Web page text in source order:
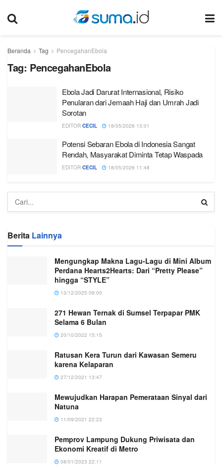
Beranda Tag PencegahanEbola
Tag: PencegahanEbola
Ebola Jadi Darurat Internasional, Risiko
Penularan dari Jemaah Haji dan Umrah Jadi
Sorotan
EDITOR CECIL 18/05/2026 13:01
Potensi Sebaran Ebola di Indonesia Sangat
Rendah, Masyarakat Diminta Tetap Waspada
EDITOR CECIL 18/05/2026 11:48
Berita Lainnya
Mengungkap Makna Lagu-Lagu di Mini Album
Perdana Hearts2Hearts: Dari “Pretty Please”
hingga “STYLE”
13/12/2025 09:00
271 Hewan Ternak di Sumsel Terpapar PMK
Selama 6 Bulan
20/10/2022 15:15
Ratusan Kera Turun dari Kawasan Semeru
karena Kelaparan
27/12/2021 13:47
Mewujudkan Harapan Pemerataan Sinyal dari
Natuna
11/09/2021 22:23
Pemprov Lampung Dukung Priwisata dan
Ekonomi Kreatif di Metro
08/01/2023 22:11